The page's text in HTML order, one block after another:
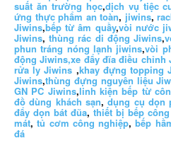
suất ăn trường học,dịch vụ tiệc
ứng thực phẩm an toàn, jiwins,
Jiwins,bếp từ âm quầy,vòi nước
Jiwins,thùng rác di động Jiwins,
phun tráng nóng lạnh jiwins,vòi
động Jiwins,xe đẩy đĩa điều chỉnh
rửa ly Jiwins ,khay đựng topping
Jiwins,thùng đựng nguyên liệu
GN PC Jiwins,linh kiện bếp từ
đồ dùng khách sạn,dụng cụ dọn
đẩy dọn bát đũa,thiết bị bếp
mát,tủ cơm công nghiệp,bếp
đá